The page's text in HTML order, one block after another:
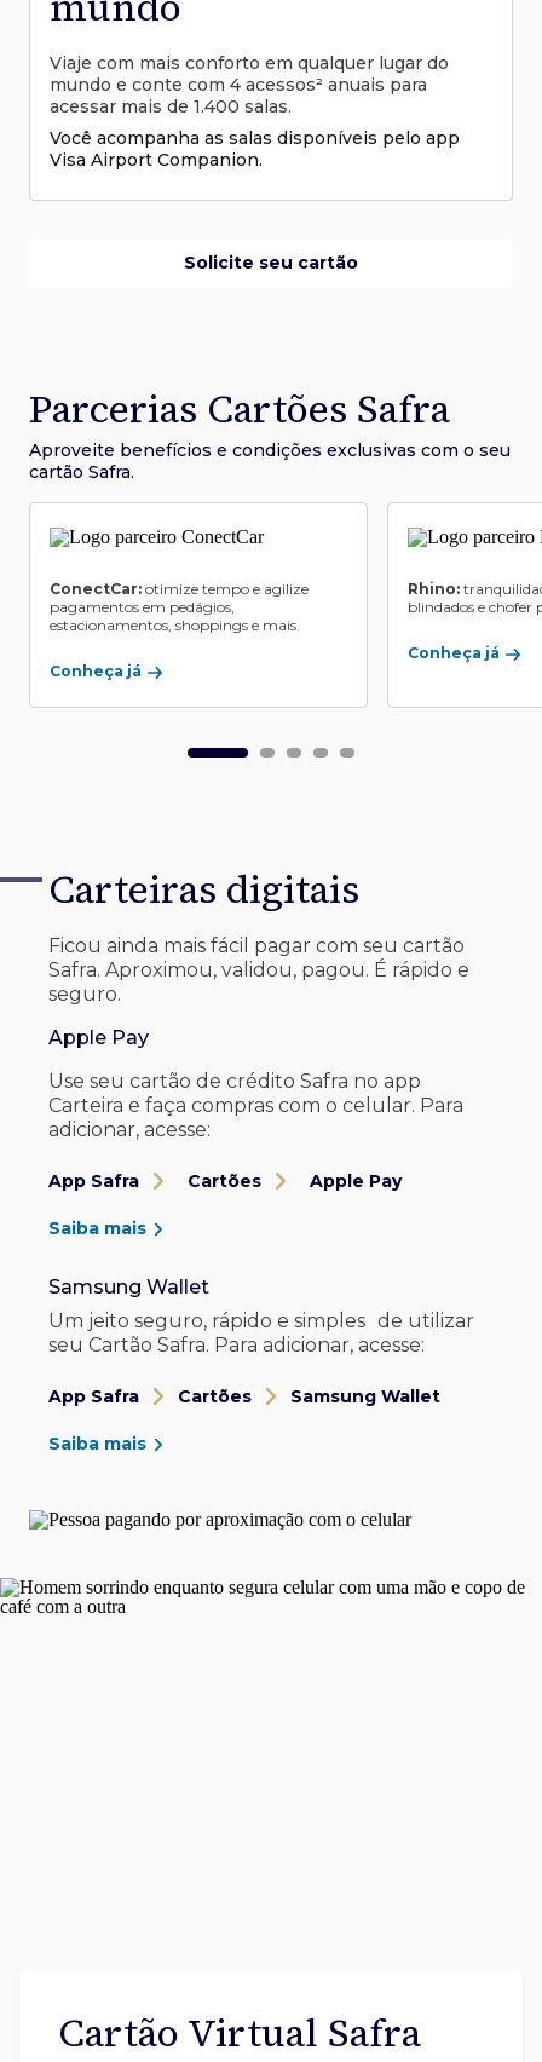
Viaje com mais conforto em qualquer lugar do
mundo e conte com 4 acessos² anuais para
acessar mais de 1.400 salas.
Você acompanha as salas disponíveis pelo app
Visa Airport Companion.
Solicite seu cartão
Parcerias Cartões Safra
Aproveite benefícios e condições exclusivas com o seu
cartão Safra.
ConectCar: otimize tempo e agilize
pagamentos em pedágios,
estacionamentos, shoppings e mais.
Conheça já
Rhino:
blindados e chofer
Conheça já
Carteiras digitais
Ficou ainda mais fácil pagar com seu cartão
Safra. Aproximou, validou, pagou. É rápido e
seguro.
Apple Pay
Use seu cartão de crédito Safra no app
Carteira e faça compras com o celular. Para
adicionar, acesse:
App Safra Cartões Apple Pay
Saiba mais
Samsung Wallet
Um jeito seguro, rápido e simples de utilizar
seu Cartão Safra. Para adicionar, acesse:
App Safra Cartões Samsung Wallet
Saiba mais
Cartão Virtual Safra